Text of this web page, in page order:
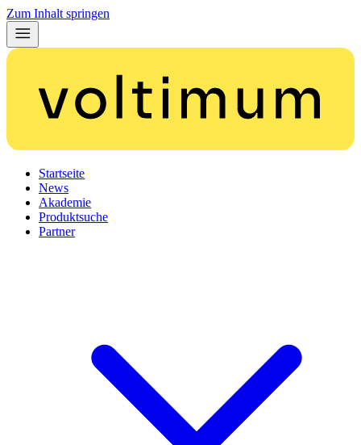
Zum Inhalt springen
Startseite
News
Akademie
Produktsuche
Partner